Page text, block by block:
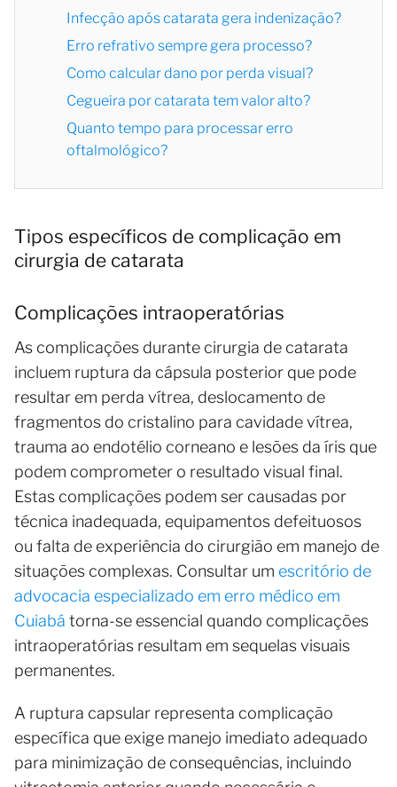
Infecção após catarata gera indenização?
Erro refrativo sempre gera processo?
Como calcular dano por perda visual?
Cegueira por catarata tem valor alto?
Quanto tempo para processar erro
oftalmológico?
Tipos específicos de complicação em
cirurgia de catarata
Complicações intraoperatórias
As complicações durante cirurgia de catarata
incluem ruptura da cápsula posterior que pode
resultar em perda vítrea, deslocamento de
fragmentos do cristalino para cavidade vítrea,
trauma ao endotélio corneano e lesões da íris que
podem comprometer o resultado visual final.
Estas complicações podem ser causadas por
técnica inadequada, equipamentos defeituosos
ou falta de experiência do cirurgião em manejo de
situações complexas. Consultar um escritório de
advocacia especializado em erro médico em
Cuiabá torna-se essencial quando complicações
intraoperatórias resultam em sequelas visuais
permanentes.
A ruptura capsular representa complicação
específica que exige manejo imediato adequado
para minimização de consequências, incluindo